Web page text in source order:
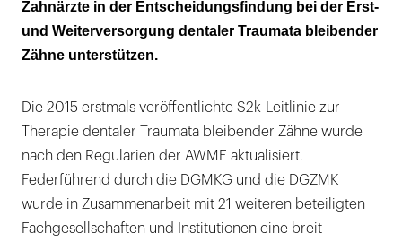
Neu ist eine Tabelle zur Schienungsdauer
Behandlungsoptionen bei Ankylose
Zahnärzte in der Entscheidungsfindung bei der Erst-
und Weiterversorgung dentaler Traumata bleibender
Zähne unterstützen.
Die 2015 erstmals veröffentlichte S2k-Leitlinie zur
Therapie dentaler Traumata bleibender Zähne wurde
nach den Regularien der AWMF aktualisiert.
Federführend durch die DGMKG und die DGZMK
wurde in Zusammenarbeit mit 21 weiteren beteiligten
Fachgesellschaften und Institutionen eine breit